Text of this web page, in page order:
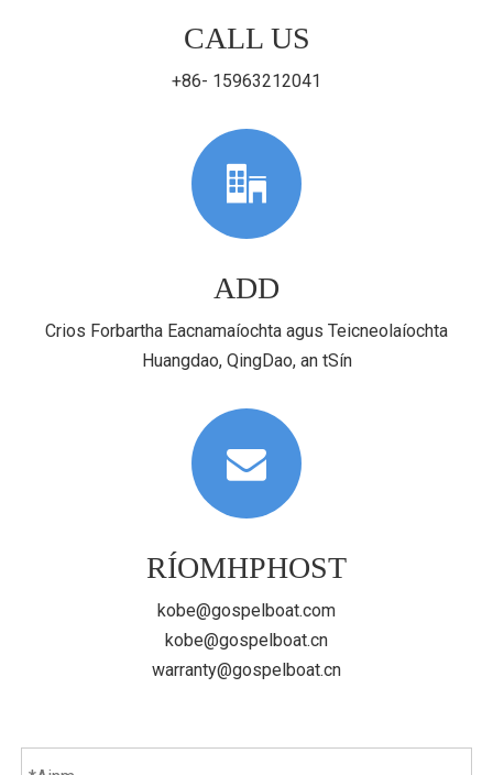
CALL US
+86- 15963212041
ADD
Crios Forbartha Eacnamaíochta agus Teicneolaíochta
Huangdao, QingDao, an tSín
RÍOMHPHOST
kobe@gospelboat.com
kobe@gospelboat.cn
warranty@gospelboat.cn